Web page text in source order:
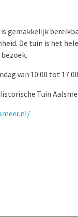
gemakkelijk
De tuin is het
van 10:00 tot
Tuin